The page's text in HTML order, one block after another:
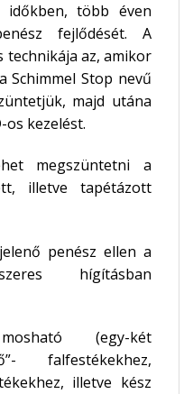
több éven
fejlődését. A
technikája az, amikor
Schimmel Stop nevű
majd utána
os kezelést.
megszüntetni a
illetve tapétázott
penész ellen a
hígításban
(egy-két
falfestékekhez,
illetve kész